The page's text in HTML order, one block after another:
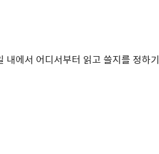
에서 어디서부터 읽고 쓸지를 정하